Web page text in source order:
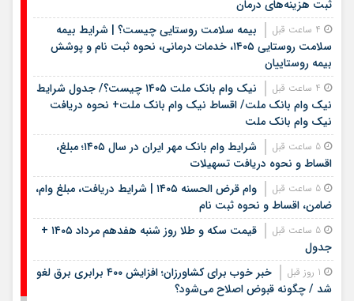
ثبت هزینه‌های درمان
بیمه سلامت روستایی چیست؟ | شرایط بیمه
سلامت روستایی ۱۴۰۵، خدمات درمانی، نحوه ثبت نام و پوشش
بیمه روستاییان
نیک وام بانک ملت ۱۴۰۵ چیست؟/ جدول شرایط
نیک وام بانک ملت/ اقساط نیک وام بانک ملت+ نحوه دریافت
نیک وام بانک ملت
شرایط وام بانک مهر ایران در سال ۱۴۰۵؛ مبلغ،
اقساط و نحوه دریافت تسهیلات
وام قرض الحسنه ۱۴۰۵ | شرایط دریافت، مبلغ وام،
ضامن، اقساط و نحوه ثبت نام
قیمت سکه و طلا روز شنبه هفدهم مرداد ۱۴۰۵ +
جدول
خبر خوب برای کشاورزان؛ افزایش ۴۰۰ برابری برق لغو
شد / چگونه قبوض اصلاح می‌شود؟